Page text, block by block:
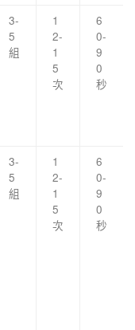
3-
5
組
1
2-
1
5
次
6
0-
9
0
秒
3-
5
組
1
2-
1
5
次
6
0-
9
0
秒